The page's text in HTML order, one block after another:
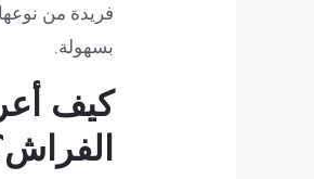
فريدة من
بسهولة.
كيف